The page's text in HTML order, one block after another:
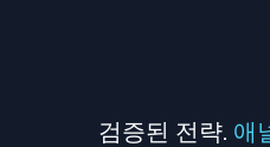
검증된 전략. 애